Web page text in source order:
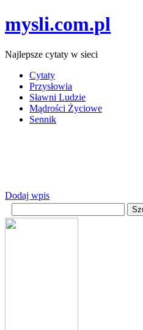
mysli.com.pl
Najlepsze cytaty w sieci
Cytaty
Przysłowia
Sławni Ludzie
Mądrości Życiowe
Sennik
Dodaj wpis